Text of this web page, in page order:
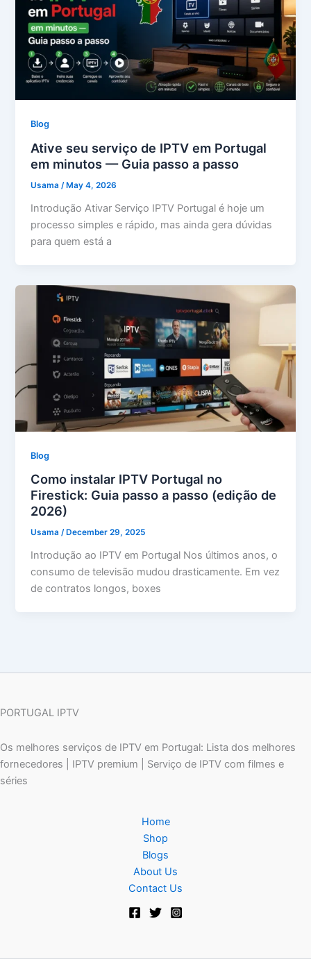
Blog
Ative seu serviço de IPTV em Portugal
em minutos — Guia passo a passo
Usama /May 4, 2026
Introdução Ativar Serviço IPTV Portugal é hoje um
processo simples e rápido, mas ainda gera dúvidas
para quem está a
Blog
Como instalar IPTV Portugal no
Firestick: Guia passo a passo (edição de
2026)
Usama/ December 29, 2025
Introdução ao IPTV em Portugal Nos últimos anos, o
consumo de televisão mudou drasticamente. Em vez
de contratos longos, boxes
PORTUGAL IPTV
Os melhores serviços de IPTV em Portugal: Lista dos melhores
fornecedores | IPTV premium | Serviço de IPTV com filmes e
séries
Home
Shop
Blogs
About Us
Contact Us